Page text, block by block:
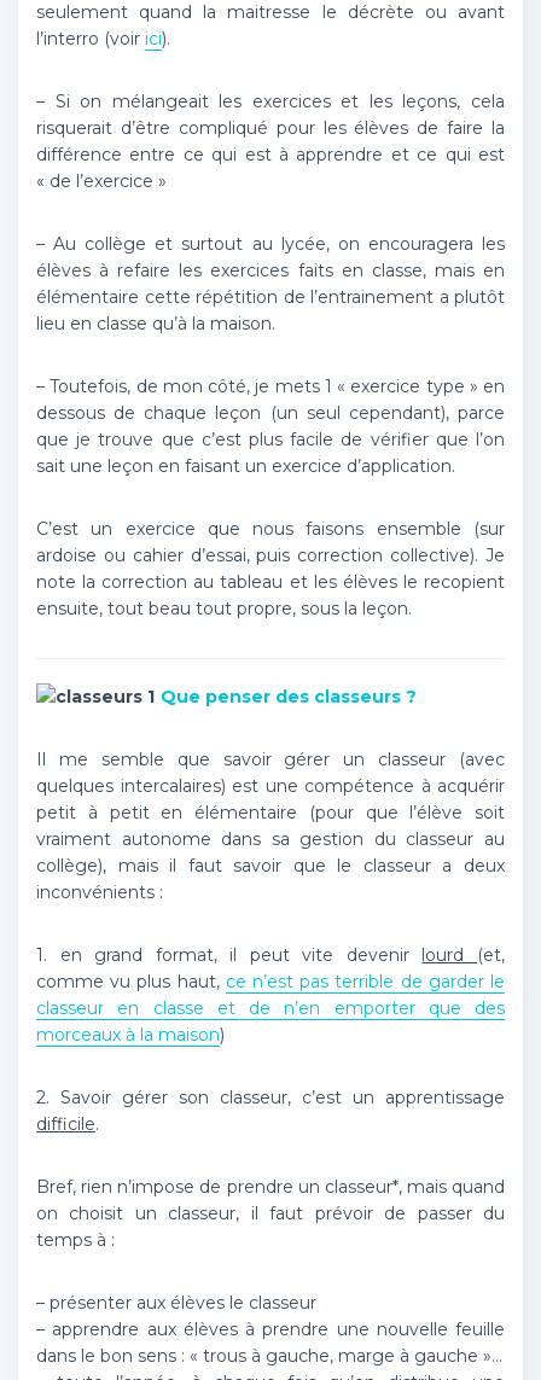
seulement quand la maitresse le décrète ou avant
l’interro (voir ici).
– Si on mélangeait les exercices et les leçons, cela
risquerait d’être compliqué pour les élèves de faire la
différence entre ce qui est à apprendre et ce qui est
« de l’exercice »
– Au collège et surtout au lycée, on encouragera les
élèves à refaire les exercices faits en classe, mais en
élémentaire cette répétition de l’entrainement a plutôt
lieu en classe qu’à la maison.
– Toutefois, de mon côté, je mets 1 « exercice type » en
dessous de chaque leçon (un seul cependant), parce
que je trouve que c’est plus facile de vérifier que l’on
sait une leçon en faisant un exercice d’application.
C’est un exercice que nous faisons ensemble (sur
ardoise ou cahier d’essai, puis correction collective). Je
note la correction au tableau et les élèves le recopient
ensuite, tout beau tout propre, sous la leçon.
Que penser des classeurs ?
Il me semble que savoir gérer un classeur (avec
quelques intercalaires) est une compétence à acquérir
petit à petit en élémentaire (pour que l’élève soit
vraiment autonome dans sa gestion du classeur au
collège), mais il faut savoir que le classeur a deux
inconvénients :
1. en grand format, il peut vite devenir lourd
(et,
comme vu plus haut, ce n’est pas terrible de garder le
classeur en classe et de n’en emporter que des
morceaux à la maison)
2. Savoir gérer son classeur, c’est un apprentissage
difficile.
Bref, rien n’impose de prendre un classeur*, mais quand
on choisit un classeur, il faut prévoir de passer du
temps à :
– présenter aux élèves le classeur
– apprendre aux élèves à prendre une nouvelle feuille
dans le bon sens : « trous à gauche, marge à gauche »…